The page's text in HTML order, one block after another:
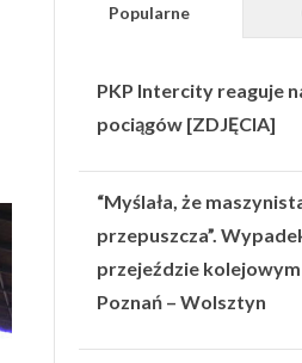
Popularne
PKP Intercity reaguje
pociągów [ZDJĘCIA]
“Myślała, że
przepuszcza”.
przejeździe
Poznań – Wolsztyn